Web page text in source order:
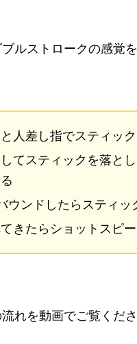
ルストロークの感覚
人差し指でスティッ
てスティックを落と
ウンドしたらスティッ
きたらショットスピ
れを動画でご覧くださ